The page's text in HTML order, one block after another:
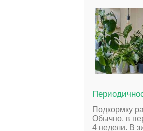
Подкормку
Обычно, в
4 недели. В